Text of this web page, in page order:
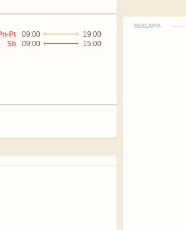
Pt 09:00
19:00
Sb
09:00 15:00
REKLAMA